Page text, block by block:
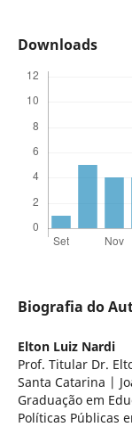
Downloads
Biografia do
Elton Luiz Nardi
Prof. Titular Dr.
Santa Catarina |
Graduação em
Políticas Públicas